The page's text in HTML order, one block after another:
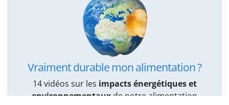
Vraiment durable mon alimentation ?
14 vidéos sur les impacts énergétiques et
environnementauxde notre alimentation